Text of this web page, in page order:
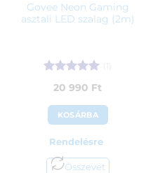
Govee Neon Gaming
asztali LED szalag (2m)
Értékelés:5
/ 520 990 Ft
KOSÁRBA
Rendelésre
Összevet